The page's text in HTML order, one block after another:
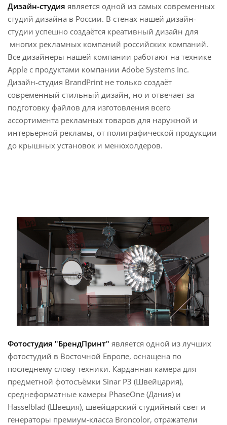
Дизайн-студия является одной из самых современных
студий дизайна в России. В стенах нашей дизайн-
студии успешно создаётся креативный дизайн для
многих рекламных компаний российских компаний.
Все дизайнеры нашей компании работают на технике
Apple c продуктами компании Adobe Systems Inc.
Дизайн-студия BrandPrint не только создаёт
современный стильный дизайн, но и отвечает за
подготовку файлов для изготовления всего
ассортимента рекламных товаров для наружной и
интерьерной рекламы, от полиграфической продукции
до крышных установок и менюхолдеров.
Фотостудия "БрендПринт" является одной из лучших
фотостудий в Восточной Европе, оснащена по
последнему слову техники. Карданная камера для
предметной фотосъёмки Sinar P3 (Швейцария),
среднеформатные камеры PhaseOne (Дания) и
Hasselblad (Швеция), швейцарский студийный свет и
генераторы премиум-класса Broncolor, отражатели